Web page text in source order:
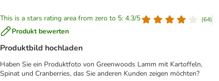
This is a stars rating area from zero to 5: 4.3/5 (64)
Produkt bewerten
Produktbild hochladen
Haben Sie ein Produktfoto von Greenwoods Lamm mit Kartoffeln,
Spinat und Cranberries, das Sie anderen Kunden zeigen möchten?